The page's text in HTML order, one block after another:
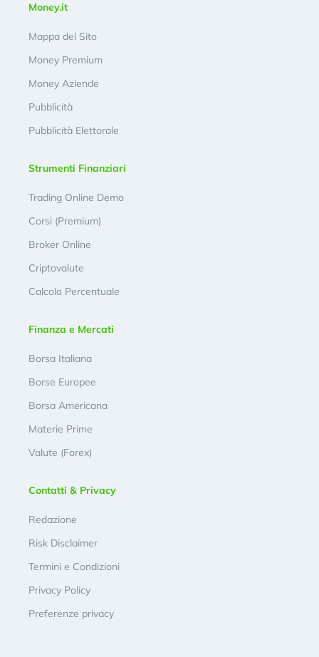
Money.it
Mappa del Sito
Money Premium
Money Aziende
Pubblicità
Pubblicità Elettorale
Strumenti Finanziari
Trading Online Demo
Corsi (Premium)
Broker Online
Criptovalute
Calcolo Percentuale
Finanza e Mercati
Borsa Italiana
Borse Europee
Borsa Americana
Materie Prime
Valute (Forex)
Contatti & Privacy
Redazione
Risk Disclaimer
Termini e Condizioni
Privacy Policy
Preferenze privacy